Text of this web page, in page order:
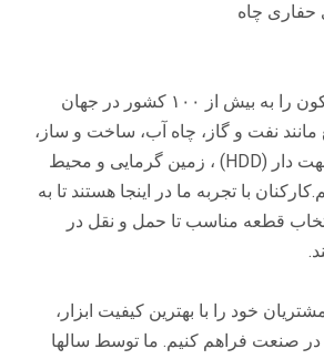
حفاری چاه
ما قطعات حفاری تریکون را به بیش از ۱۰۰ کشور در جهان
مانند نفت و گاز، چاه آب، ساخت و ساز،
معدن، حفاری افقی جهت دار (HDD) ، زمین گرمایی و محیط
با تجربه ما در اینجا هستند تا به
قطعه مناسب تا حمل و نقل در
خود را با بهترین کیفیت ابزار،
در صنعت فراهم کنیم. ما توسط سالها